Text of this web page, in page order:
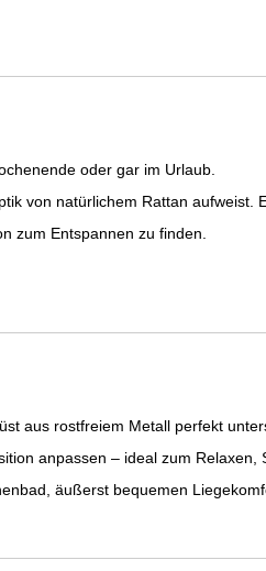
oder gar im Urlaub.
von natürlichem Rattan aufweist.
zum Entspannen zu finden.
aus rostfreiem Metall perfekt
anpassen – ideal zum Relaxen,
äußerst bequemen